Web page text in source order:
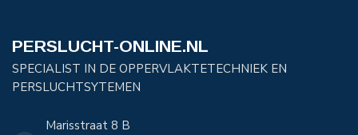
PERSLUCHT-ONLINE.NL
SPECIALIST IN DE OPPERVLAKTETECHNIEK EN
PERSLUCHTSYTEMEN
Marisstraat 8 B